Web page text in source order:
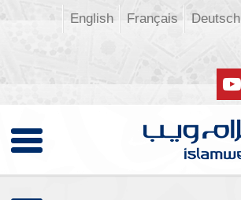
Deutsch
Français
English